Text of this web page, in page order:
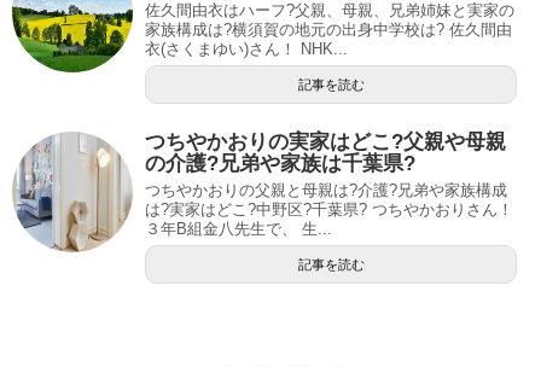
佐久間由衣はハーフ?父親、母親、兄弟姉妹と実家の
家族構成は?横須賀の地元の出身中学校は? 佐久間由
衣(さくまゆい)さん！ NHK...
記事を読む
つちやかおりの実家はどこ?父親や母親
の介護?兄弟や家族は千葉県?
つちやかおりの父親と母親は?介護?兄弟や家族構成
は?実家はどこ?中野区?千葉県? つちやかおりさん！
３年B組金八先生で、 生...
記事を読む